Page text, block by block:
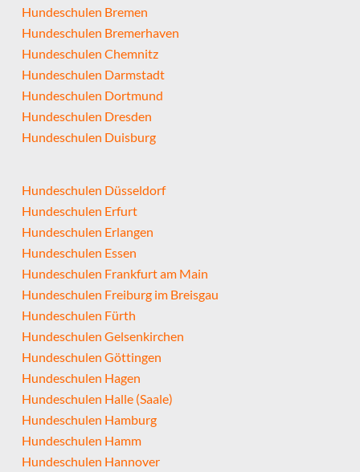
Hundeschulen Bremen
Hundeschulen Bremerhaven
Hundeschulen Chemnitz
Hundeschulen Darmstadt
Hundeschulen Dortmund
Hundeschulen Dresden
Hundeschulen Duisburg
Hundeschulen Düsseldorf
Hundeschulen Erfurt
Hundeschulen Erlangen
Hundeschulen Essen
Hundeschulen Frankfurt am Main
Hundeschulen Freiburg im Breisgau
Hundeschulen Fürth
Hundeschulen Gelsenkirchen
Hundeschulen Göttingen
Hundeschulen Hagen
Hundeschulen Halle (Saale)
Hundeschulen Hamburg
Hundeschulen Hamm
Hundeschulen Hannover